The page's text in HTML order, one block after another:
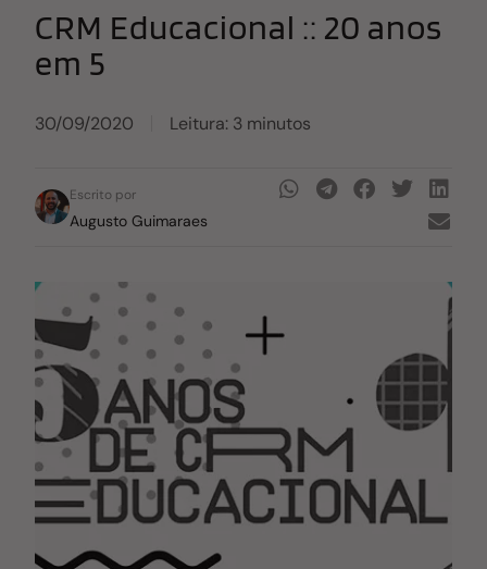
CRM Educacional :: 20 anos
em 5
30/09/2020 Leitura: 3 minutos
Escrito por
Augusto Guimaraes